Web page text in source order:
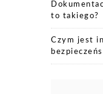
to takiego?
Czym jest